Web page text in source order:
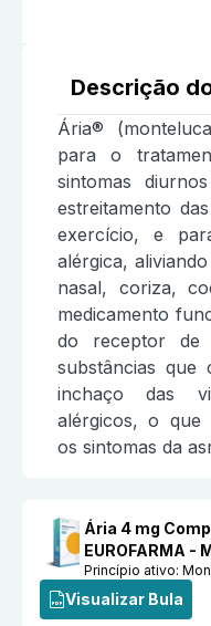
Descrição
Ária®
para o
sintomas
estreitamento
exercício, e
alérgica,
nasal, coriza,
medicamento
do receptor de
substâncias que
inchaço das
alérgicos, o que
os sintomas da
Ária 4 mg
EUROFARMA -
Princípio ativo:
Visualizar Bula